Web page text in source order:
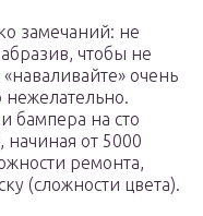
замечаний: не
чтобы не
очень
нежелательно.
бампера на сто
начиная от 5000
ремонта,
(сложности цвета).